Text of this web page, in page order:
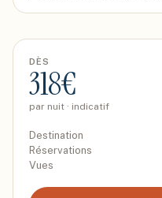
DÈS
318€
par nuit · indicatif
Destination
Réservations
Vues